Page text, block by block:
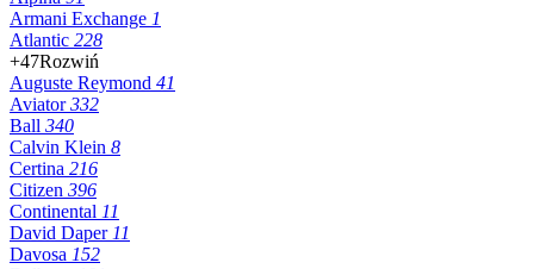
Armani Exchange 1
Atlantic 228
+47Rozwiń
Auguste Reymond 41
Aviator332
Ball 340
Calvin Klein 8
Certina 216
Citizen 396
Continental 11
David Daper 11
Davosa 152